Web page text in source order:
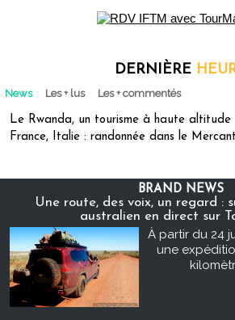
DERNIÈRE
News Les + lus Les + commentés
Le Rwanda, un tourisme à haute altitude
France, Italie : randonnée dans le
BRAND NEWS
Une route, des voix, un regard :
australien en direct sur
À partir du 24
une